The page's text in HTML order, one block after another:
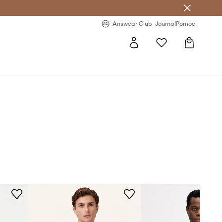
Answear Club JournalPomoc